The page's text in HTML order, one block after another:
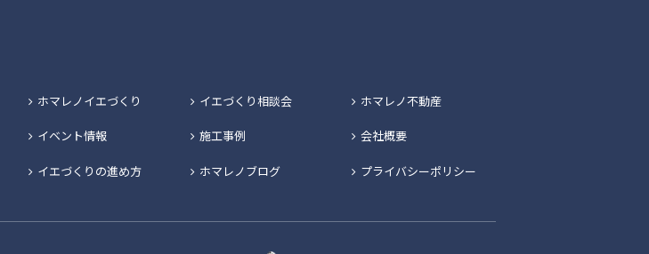
ホマレノイエづくり
イベント情報
イエづくりの進め方
イエづくり相談会
施工事例
ホマレノブログ
ホマレノ不動産
会社概要
プライバシーポリシー